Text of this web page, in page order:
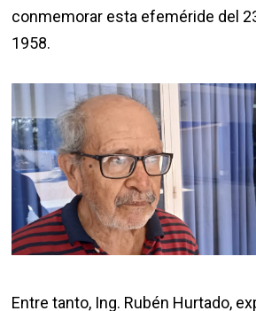
conmemorar esta efeméride del
1958.
Entre tanto, Ing. Rubén Hurtado,